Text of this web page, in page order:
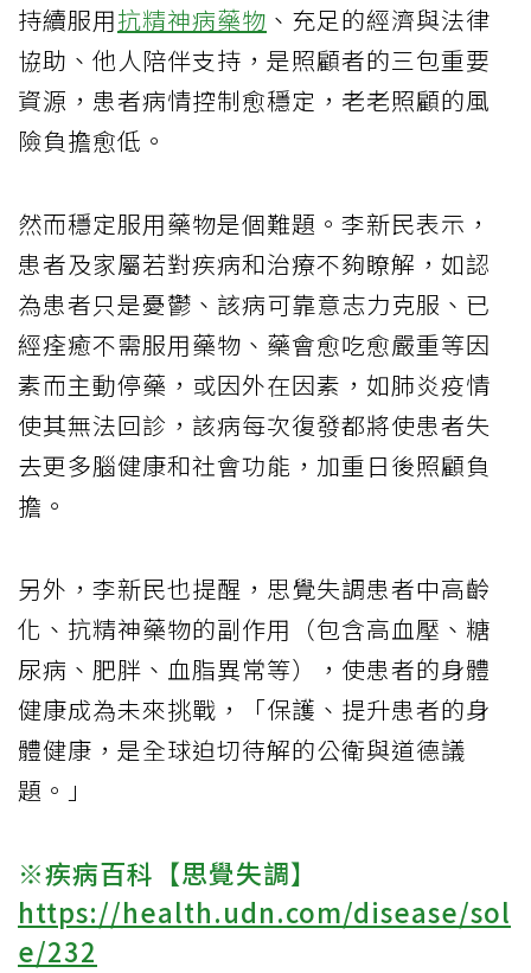
持續服用抗精神病藥物 、充足的經濟與法律
協助、他人陪伴支持，是照顧者的三包重要
資源，患者病情控制愈穩定，老老照顧的風
險負擔愈低。
然而穩定服用藥物是個難題。李新民表示，
患者及家屬若對疾病和治療不夠瞭解，如認
為患者只是憂鬱、該病可靠意志力克服、已
經痊癒不需服用藥物、藥會愈吃愈嚴重等因
素而主動停藥，或因外在因素，如肺炎疫情
使其無法回診，該病每次復發都將使患者失
去更多腦健康和社會功能，加重日後照顧負
擔。
另外，李新民也提醒，思覺失調患者中高齡
化、抗精神藥物的副作用（包含高血壓、糖
尿病、肥胖、血脂異常等），使患者的身體
健康成為未來挑戰，「保護、提升患者的身
體健康，是全球迫切待解的公衛與道德議
題。」
※疾病百科【思覺失調】
https://health.udn.com/disease/sol
e/232